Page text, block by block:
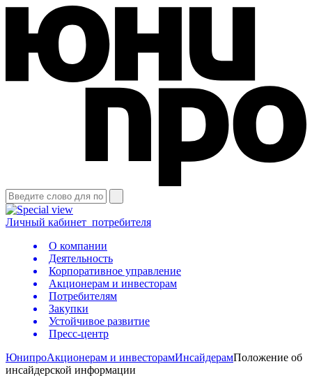
Личный кабинет потребителя
О компании
Деятельность
Корпоративное управление
Акционерам и инвесторам
Потребителям
Закупки
Устойчивое развитие
Пресс-центр
ЮнипроАкционерам и инвесторамИнсайдерамПоложение об
инсайдерской информации